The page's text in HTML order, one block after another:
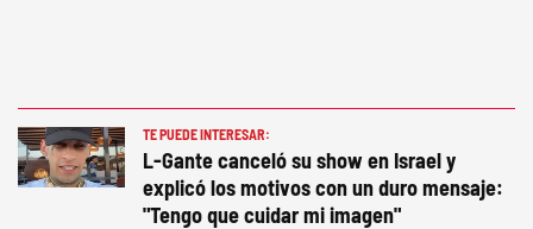
TE PUEDE INTERESAR:
L-Gante canceló su show en Israel y
explicó los motivos con un duro mensaje:
"Tengo que cuidar mi imagen"